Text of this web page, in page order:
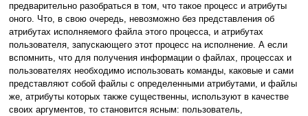
предварительно разобраться в том, что такое процесс и атрибуты
оного. Что, в свою очередь, невозможно без представления об
атрибутах исполняемого файла этого процесса, и атрибутах
пользователя, запускающего этот процесс на исполнение. А если
вспомнить, что для получения информации о файлах, процессах и
пользователях необходимо использовать команды, каковые и сами
представляют собой файлы с определенными атрибутами, и файлы
же, атрибуты которых также существенны, используют в качестве
своих аргументов, то становится ясным: пользователь,